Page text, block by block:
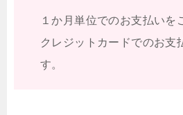
１か月単位でのお支払いを
クレジットカードでのお支
す。